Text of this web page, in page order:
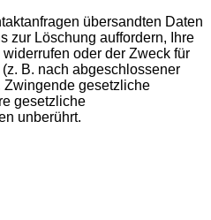
übersandten Daten
zur Löschung auffordern, Ihre
oder der Zweck für
B. nach abgeschlossener
Zwingende gesetzliche
gesetzliche
unberührt.